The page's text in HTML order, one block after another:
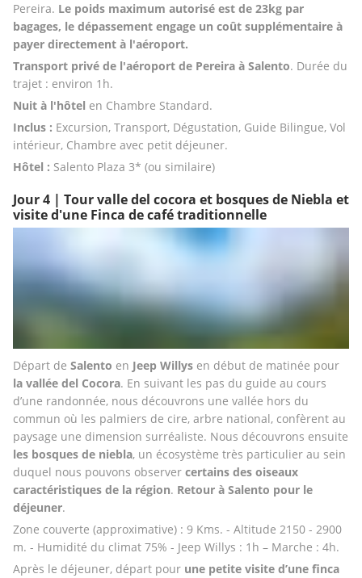
Pereira. Le poids maximum autorisé est de 23kg par
bagages, le dépassement engage un coût supplémentaire à
payer directement à l'aéroport.
Transport privé de l'aéroport de Pereira à Salento. Durée du
trajet : environ 1h.
Nuit à l'hôtel en Chambre Standard.
Inclus : Excursion, Transport, Dégustation, Guide Bilingue, Vol
intérieur, Chambre avec petit déjeuner.
Hôtel : Salento Plaza 3* (ou similaire)
Jour 4 | Tour valle del cocora et bosques de Niebla et
visite d'une Finca de café traditionnelle
Départ de Salento en Jeep Willys
la vallée del Cocora. En suivant les pas du guide au cours
d’une randonnée, nous découvrons une vallée hors du
commun où les palmiers de cire, arbre national, confèrent au
les bosques de niebla, un écosystème très particulier au sein
duquel nous pouvons observer certains des oiseaux
caractéristiques de la région. Retour à Salento pour le
déjeuner.
Zone couverte (approximative) : 9 Kms. - Altitude 2150 - 2900
m. - Humidité du climat 75% - Jeep Willys : 1h – Marche : 4h.
Après le déjeuner, départ pour une petite visite d’une finca